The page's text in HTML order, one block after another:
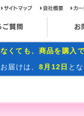
トップページサイトマッ
会
お問い合わせよくある
くても、商品を購入で
届けは、 8月12日 と